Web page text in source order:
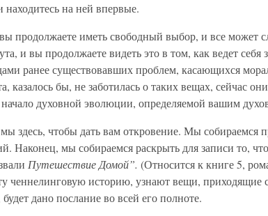
на ней впервые.
продолжаете иметь свободный выбор, и все может
и вы продолжаете видеть это в том, как ведет
ранее существовавших проблем, касающихся
казалось бы, не заботилась о таких вещах, сейчас
духовной эволюции, определяемой вашим
здесь, чтобы дать вам откровение. Мы собираемся
Наконец, мы собираемся раскрыть для записи то,
Путешествие Домой”. (Относится к книге 5,
ченнелинговую историю, узнают вещи, приходящие
дано послание во всей его полноте.